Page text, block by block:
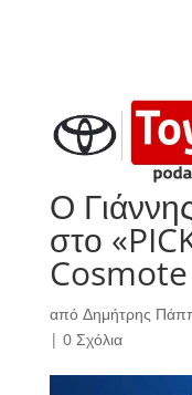
Ο
στο
από Δημήτρης
| 0 Σχόλια